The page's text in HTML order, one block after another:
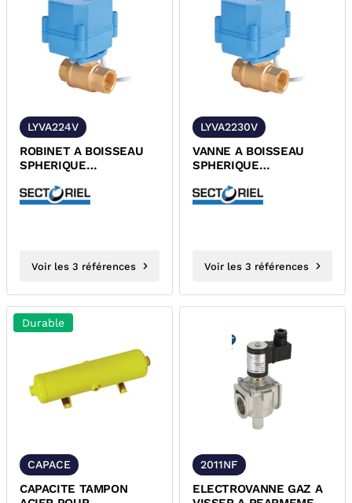
LYVA224V
ROBINET A BOISSEAU
SPHERIQUE
Voir les 3 références
LYVA2230V
VANNE A BOISSEAU
SPHERIQUE
Voir les 3 références
Durable
CAPACE
CAPACITE TAMPON
2011NF
ELECTROVANNE GAZ A